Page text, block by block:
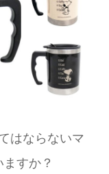
はならないマ
すか？